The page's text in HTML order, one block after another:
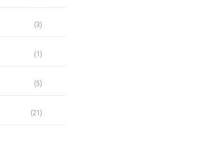
(3)
(1)
(5)
(21)